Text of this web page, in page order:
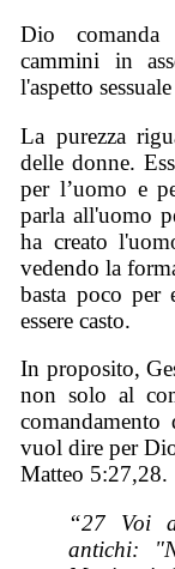
Dio comanda
cammini in
l'aspetto
La purezza
delle donne.
per l’uomo e
parla all'uomo
ha creato
vedendo la
basta poco per
essere casto.
In proposito,
non solo al
vuol dire per
Matteo 5:27,28.
“27 Voi
antichi: